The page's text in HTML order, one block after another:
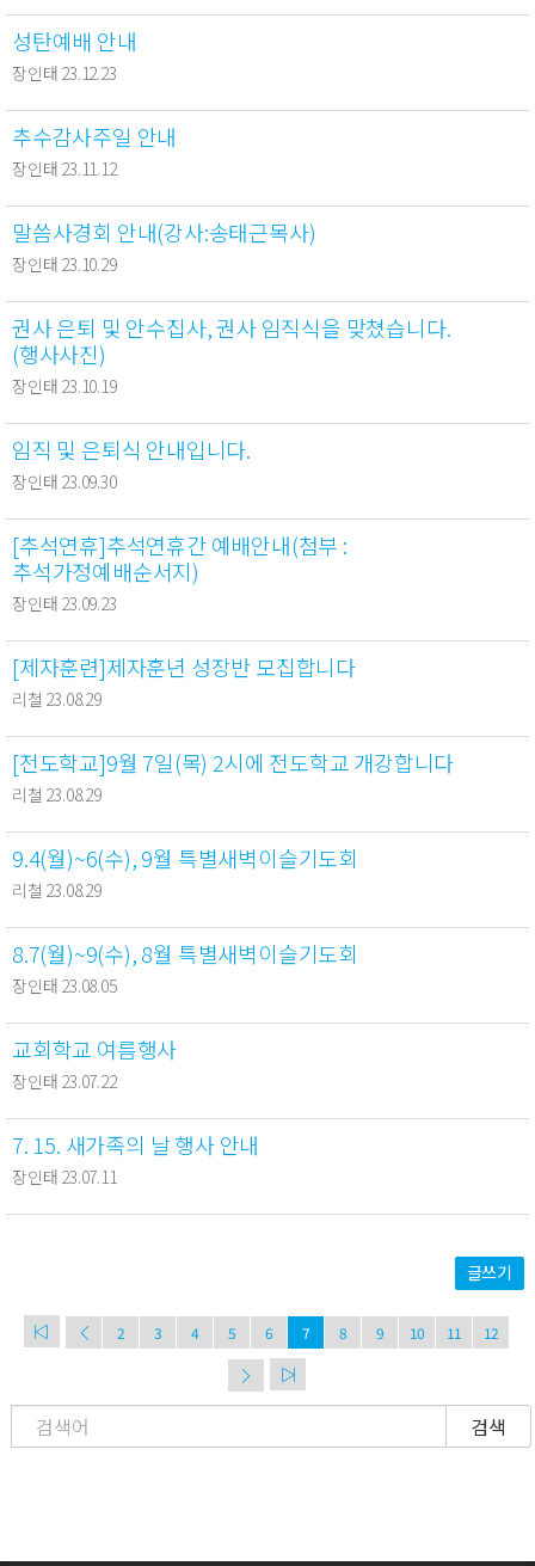
성탄예배 안내
장인태 23.12.23
추수감사주일 안내
장인태 23.11.12
말씀사경회 안내(강사:송태근목사)
장인태 23.10.29
권사 은퇴 및 안수집사, 권사 임직식을 맞쳤습니다.
(행사사진)
장인태 23.10.19
임직 및 은퇴식 안내입니다.
장인태 23.09.30
[추석연휴]추석연휴간 예배안내(첨부 :
추석가정예배순서지)
장인태 23.09.23
[제자훈련]제자훈년 성장반 모집합니다
리철 23.08.29
[전도학교]9월 7일(목) 2시에 전도학교 개강합니다
리철 23.08.29
9.4(월)~6(수), 9월 특별새벽이슬기도회
리철 23.08.29
8.7(월)~9(수), 8월 특별새벽이슬기도회
장인태 23.08.05
교회학교 여름행사
장인태 23.07.22
7. 15. 새가족의 날 행사 안내
장인태 23.07.11
글쓰기
2 3 4 5 6 7 8 9 10 11 12
검색